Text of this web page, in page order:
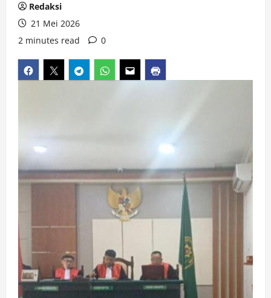
Redaksi
21 Mei 2026
2 minutes read
0